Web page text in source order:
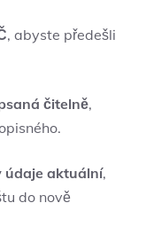
, abyste předešli
čitelně,
údaje aktuální,
do nově